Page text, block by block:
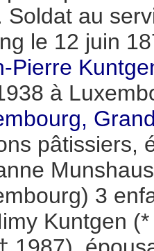
Soldat au
le 12 juin
Pierre
à
pâtissiers,
3
Kuntgen